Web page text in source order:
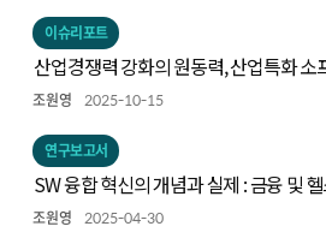
이슈리포트
산업경쟁력 강화의 원동력, 산업특화
주요 사례
조원영 2025-10-15
연구보고서
조원영 2025-04-30